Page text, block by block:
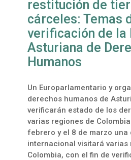
restitución de
cárceles: Temas
verificación de la
Asturiana de
Humanos
Un Europarlamentario y
derechos humanos de
verificarán estado de los
varias regiones de
febrero y el 8 de marzo una
internacional visitará varias
Colombia, con el fin de